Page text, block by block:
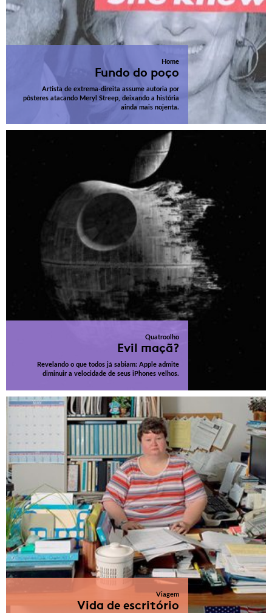
Home
Fundo do poço
Artista de extrema-direita assume autoria por
pôsteres atacando Meryl Streep, deixando a história
ainda mais nojenta.
Quatroolho
Evil maçã?
Revelando o que todos já sabiam: Apple admite
diminuir a velocidade de seus iPhones velhos.
Viagem
Vida de escritório